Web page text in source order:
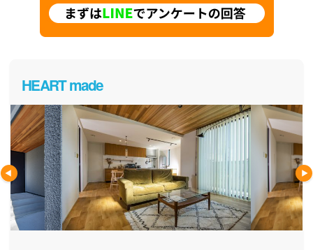
HEART made